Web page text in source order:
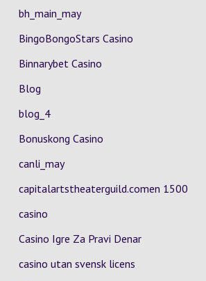
bh_main_may
BingoBongoStars Casino
Binnarybet Casino
Blog
blog_4
Bonuskong Casino
canli_may
capitalartstheaterguild.comen 1500
casino
Casino Igre Za Pravi Denar
casino utan svensk licens